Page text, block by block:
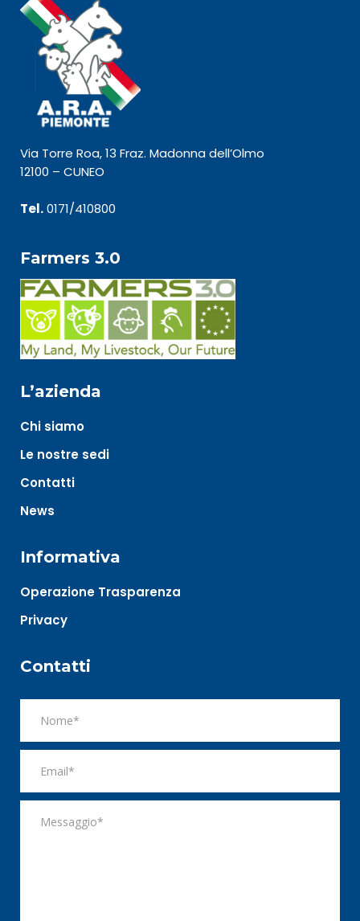
Via Torre Roa, 13 Fraz. Madonna dell’Olmo
12100 – CUNEO
Tel.0171/410800
Farmers 3.0
L’azienda
Chi siamo
Le nostre sedi
Contatti
News
Informativa
Operazione Trasparenza
Privacy
Contatti